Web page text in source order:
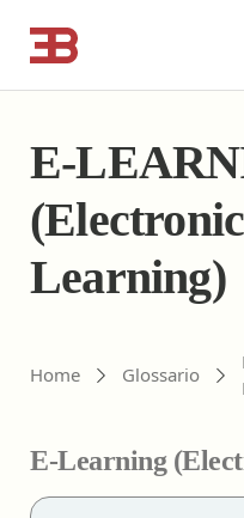
Cerca corsi ECM o
E-
Learning)
Home Glossario
E-Learning